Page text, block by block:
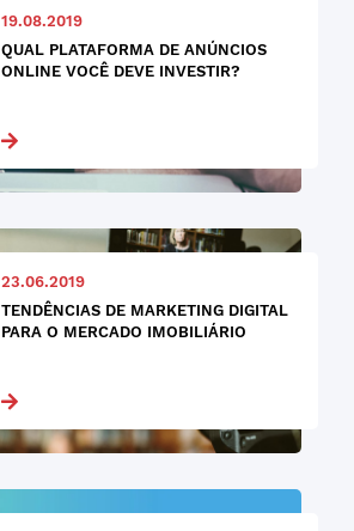
19.08.2019
QUAL PLATAFORMA DE ANÚNCIOS
ONLINE VOCÊ DEVE INVESTIR?
23.06.2019
TENDÊNCIAS DE MARKETING DIGITAL
PARA O MERCADO IMOBILIÁRIO